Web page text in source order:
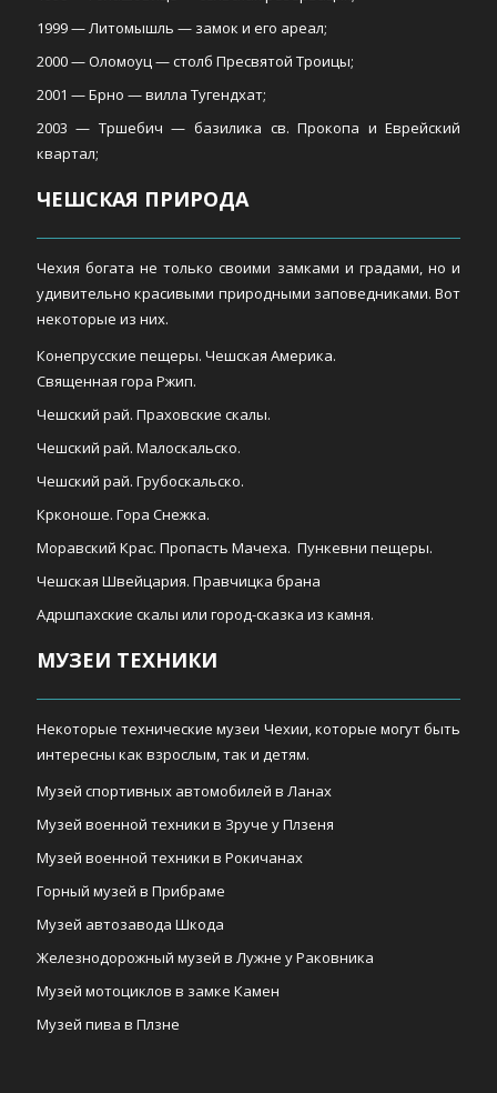
1999 — Литомышль — замок и его ареал;
2000 — Оломоуц — столб Пресвятой Троицы;
2001 — Брно — вилла Тугендхат;
2003 — Тршебич — базилика св. Прокопа и Еврейский
квартал;
ЧЕШСКАЯ ПРИРОДА
Чехия богата не только своими замками и градами, но и
удивительно красивыми природными заповедниками. Вот
некоторые из них.
Конепрусские пещеры. Чешская Америка.
Священная гора Ржип.
Чешский рай. Праховские скалы.
Чешский рай. Малоскальско.
Чешский рай. Грубоскальско.
Крконоше. Гора Снежка.
Моравский Крас. Пропасть Мачеха. Пункевни пещеры.
Чешская Швейцария. Правчицка брана
Адршпахские скалы или город-сказка из камня.
МУЗЕИ ТЕХНИКИ
Некоторые технические музеи Чехии, которые могут быть
интересны как взрослым, так и детям.
Музей спортивных автомобилей в Ланах
Музей военной техники в Зруче у Плзеня
Музей военной техники в Рокичанах
Горный музей в Прибраме
Музей автозавода Шкода
Железнодорожный музей в Лужне у Раковника
Музей мотоциклов в замке Камен
Музей пива в Плзне